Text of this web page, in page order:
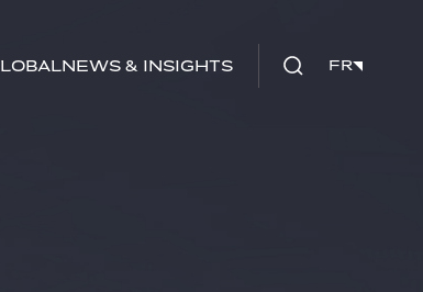
News & insights FR
FR